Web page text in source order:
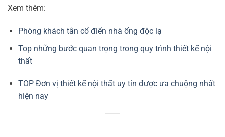
Xem thêm:
Phòng khách tân cổ điển nhà ống độc lạ
Top những bước quan trọng trong quy trình thiết kế nội
thất
TOP Đơn vị thiết kế nội thất uy tín được ưa chuộng nhất
hiện nay